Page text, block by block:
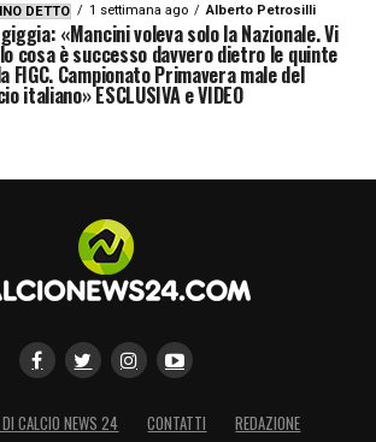
DETTO 1 settimana ago Alberto Petrosilli
«Mancini voleva solo la Nazionale. Vi
cosa è successo davvero dietro le quinte
FIGC. Campionato Primavera male del
italiano» ESCLUSIVA e VIDEO
CALCIO NEWS 24 CONTATTI REDAZIONE